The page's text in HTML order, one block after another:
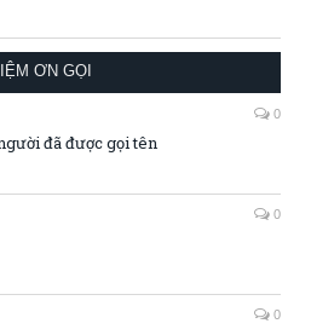
ƠN GỌI
0
đã được gọi tên
0
0